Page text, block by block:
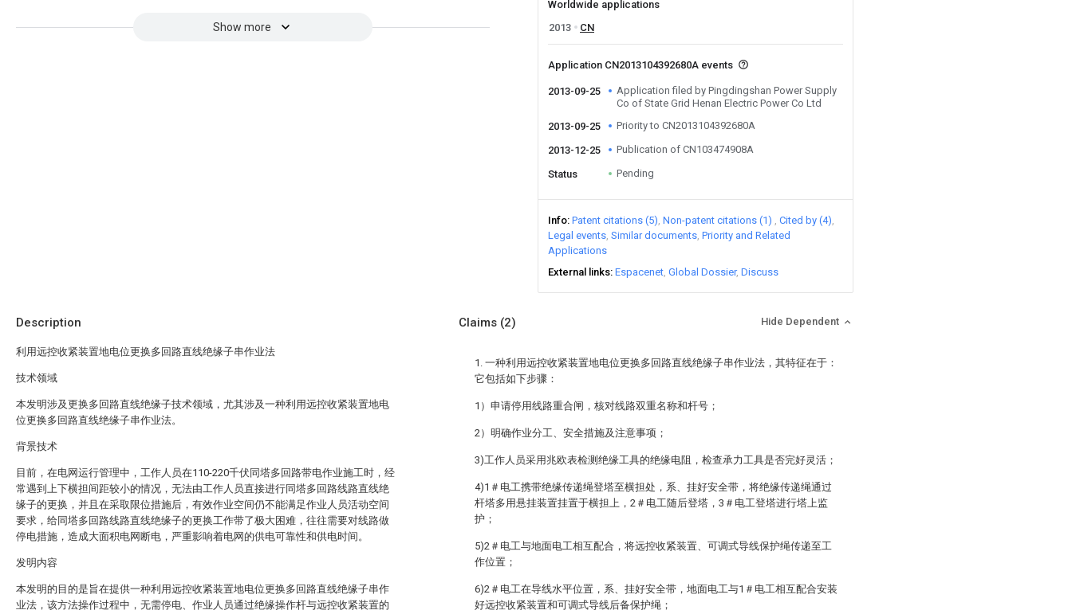
Show more
Worldwide applications
2013
CN
Application CN2013104392680A events
2013-09-25
Application filed by Pingdingshan Power Supply
Co of State Grid Henan Electric Power Co Ltd
2013-09-25
Priority to CN2013104392680A
2013-12-25 Publication of CN103474908A
Status Pending
Info Patent citations (5) Non-patent citations (1)
Cited by (4)
Legal events Similar documents Priority and Related
Applications
External links Espacenet Global Dossier Discuss
Description
利用远控收紧装置地电位更换多回路直线绝缘子串作业法
技术领域
本发明涉及更换多回路直线绝缘子技术领域，尤其涉及一种利用远控收紧装置地电
位更换多回路直线绝缘子串作业法。
背景技术
目前，在电网运行管理中，工作人员在110-220千伏同塔多回路带电作业施工时，经
常遇到上下横担间距较小的情况，无法由工作人员直接进行同塔多回路线路直线绝
缘子的更换，并且在采取限位措施后，有效作业空间仍不能满足作业人员活动空间
要求，给同塔多回路线路直线绝缘子的更换工作带了极大困难，往往需要对线路做
停电措施，造成大面积电网断电，严重影响着电网的供电可靠性和供电时间。
发明内容
本发明的目的是旨在提供一种利用远控收紧装置地电位更换多回路直线绝缘子串作
业法，该方法操作过程中，无需停电、作业人员通过绝缘操作杆与远控收紧装置的
Claims (2) Hide Dependent
1. 一种利用远控收紧装置地电位更换多回路直线绝缘子串作业法，其特征在于：
它包括如下步骤：
1）申请停用线路重合闸，核对线路双重名称和杆号；
2）明确作业分工、安全措施及注意事项；
3)工作人员采用兆欧表检测绝缘工具的绝缘电阻，检查承力工具是否完好灵活；
4)1＃电工携带绝缘传递绳登塔至横担处，系、挂好安全带，将绝缘传递绳通过
杆塔多用悬挂装置挂置于横担上，2＃电工随后登塔，3＃电工登塔进行塔上监
护；
5)2＃电工与地面电工相互配合，将远控收紧装置、可调式导线保护绳传递至工
作位置；
6)2＃电工在导线水平位置，系、挂好安全带，地面电工与1＃电工相互配合安装
好远控收紧装置和可调式导线后备保护绳；